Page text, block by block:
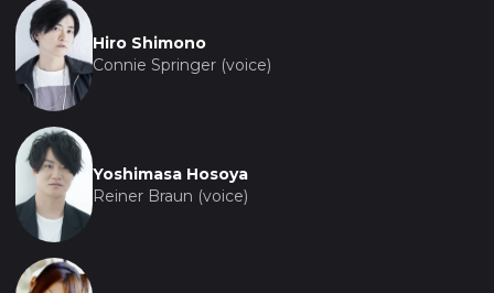
Hiro Shimono
Connie Springer (voice)
Yoshimasa Hosoya
Reiner Braun (voice)